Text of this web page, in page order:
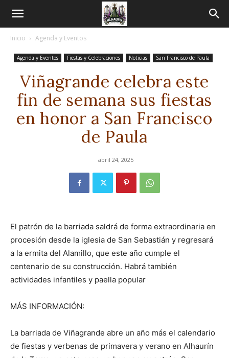
Inicio Agenda y Eventos
Agenda y Eventos Fiestas y Celebraciones Noticias San Francisco de Paula
Viñagrande celebra este
fin de semana sus fiestas
en honor a San Francisco
de Paula
abril 24, 2025
El patrón de la barriada saldrá de forma extraordinaria en
procesión desde la iglesia de San Sebastián y regresará
a la ermita del Alamillo, que este año cumple el
centenario de su construcción. Habrá también
actividades infantiles y paella popular
MÁS INFORMACIÓN:
La barriada de Viñagrande abre un año más el calendario
de fiestas y verbenas de primavera y verano en Alhaurín